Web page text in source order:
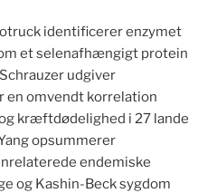
identificerer enzymet
et selenafhængigt protein
udgiver
en omvendt korrelation
kræftdødelighed i 27 lande
opsummerer
endemiske
og Kashin-Beck sygdom